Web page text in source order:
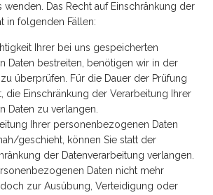
wenden. Das Recht auf Einschränkung der
in folgenden Fällen:
Ihrer bei uns gespeicherten
Daten bestreiten, benötigen wir in der
überprüfen. Für die Dauer der Prüfung
die Einschränkung der Verarbeitung Ihrer
Daten zu verlangen.
Ihrer personenbezogenen Daten
geschieht, können Sie statt der
der Datenverarbeitung verlangen.
Daten nicht mehr
zur Ausübung, Verteidigung oder